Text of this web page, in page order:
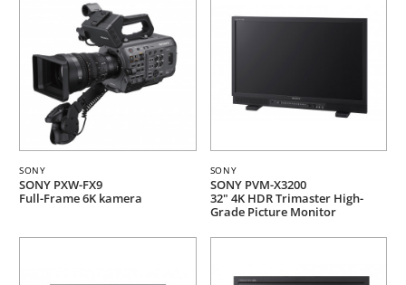
SONY
SONY PXW-FX9
Full-Frame 6K kamera
SONY
SONY PVM-X3200
32" 4K HDR Trimaster High-
Grade Picture Monitor